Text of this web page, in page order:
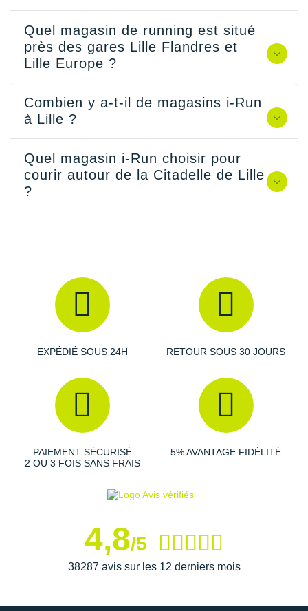
Quel magasin de running est situé
près des gares Lille Flandres et
Lille Europe ?
Combien y a-t-il de magasins i-Run
à Lille ?
Quel magasin i-Run choisir pour
courir autour de la Citadelle de Lille
?
EXPÉDIÉ SOUS 24H RETOUR SOUS 30 JOURS
PAIEMENT SÉCURISÉ
2 OU 3 FOIS SANS FRAIS
5% AVANTAGE FIDÉLITÉ
4,8/5
38287 avis sur les 12 derniers mois